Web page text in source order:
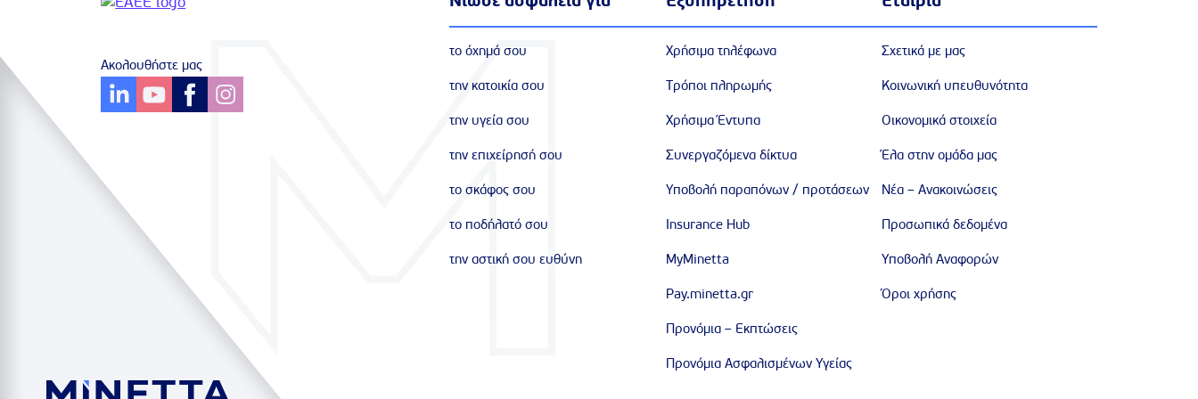
Ακολουθήστε μας
το όχημά σου
την κατοικία σου
την υγεία σου
την επιχείρησή σου
το σκάφος σου
το ποδήλατό σου
την αστική σου ευθύνη
Χρήσιμα τηλέφωνα
Τρόποι πληρωμής
Χρήσιμα Έντυπα
Συνεργαζόμενα δίκτυα
Υποβολή παραπόνων / προτάσεων
Insurance Hub
MyMinetta
Pay.minetta.gr
Προνόμια – Εκπτώσεις
Προνόμια Ασφαλισμένων Υγείας
Σχετικά με μας
Κοινωνική υπευθυνότητα
Οικονομικά στοιχεία
Έλα στην ομάδα μας
Νέα – Ανακοινώσεις
Προσωπικά δεδομένα
Υποβολή Αναφορών
Όροι χρήσης